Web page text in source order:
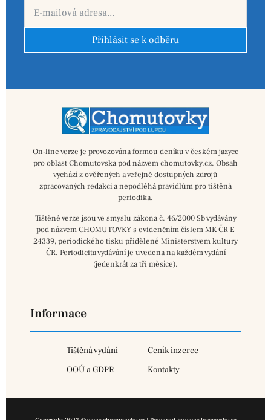
Přihlásit se k odběru
On-line verze je provozována formou deníku v českém jazyce
pro oblast Chomutovska pod názvem chomutovky.cz. Obsah
vychází z ověřených a veřejně dostupných zdrojů
zpracovaných redakcí a nepodléhá pravidlům pro tištěná
periodika.
Tištěné verze jsou ve smyslu zákona č. 46/2000 Sb vydávány
pod názvem CHOMUTOVKY s evidenčním číslem MK ČR E
24339, periodického tisku přidělené Ministerstvem kultury
ČR. Periodicita vydávání je uvedena na každém vydání
(jedenkrát za tři měsíce).
Informace
Tištěná vydání
Ceník inzerce
OOÚ a GDPR
Kontakty